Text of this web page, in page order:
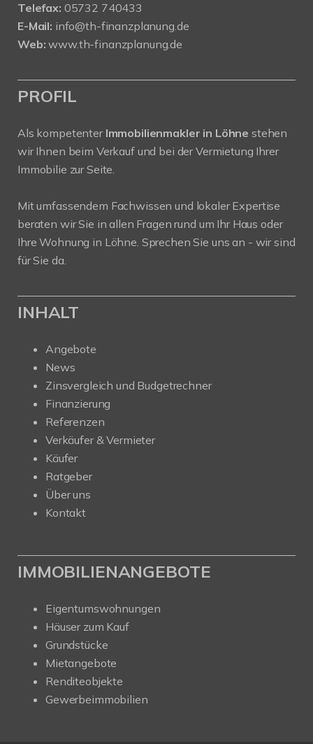
Telefax: 05732 740433
E-Mail: info@th-finanzplanung.de
Web: www.th-finanzplanung.de
PROFIL
Als kompetenter Immobilienmakler in Löhne stehen
wir Ihnen beim Verkauf und bei der Vermietung Ihrer
Immobilie zur Seite.
Mit umfassendem Fachwissen und lokaler Expertise
beraten wir Sie in allen Fragen rund um Ihr Haus oder
Ihre Wohnung in Löhne. Sprechen Sie uns an - wir sind
für Sie da.
INHALT
Angebote
News
Zinsvergleich und Budgetrechner
Finanzierung
Referenzen
Verkäufer & Vermieter
Käufer
Ratgeber
Über uns
Kontakt
IMMOBILIENANGEBOTE
Eigentumswohnungen
Häuser zum Kauf
Grundstücke
Mietangebote
Renditeobjekte
Gewerbeimmobilien